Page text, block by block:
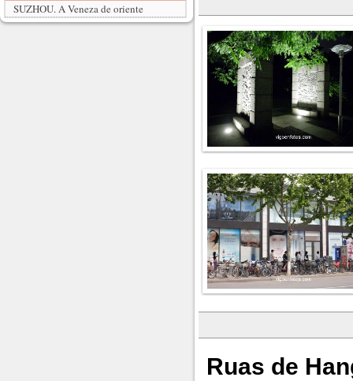
Ruas de
SUZHOU. A Veneza de oriente